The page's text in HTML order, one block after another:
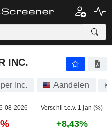
INC.
Inc. Aandelen
08-2026 Verschil t.o.v. 1 jan (%)
+8,43%